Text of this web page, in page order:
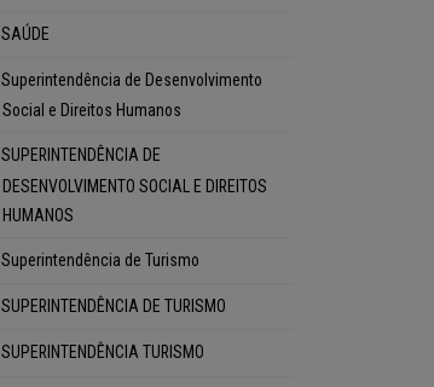
SAÚDE
Superintendência de Desenvolvimento
Social e Direitos Humanos
SUPERINTENDÊNCIA DE
DESENVOLVIMENTO SOCIAL E DIREITOS
HUMANOS
Superintendência de Turismo
SUPERINTENDÊNCIA DE TURISMO
SUPERINTENDÊNCIA TURISMO